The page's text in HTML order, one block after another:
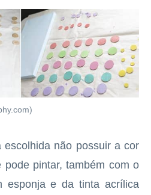
não possuir a cor
pode pintar, também com o
esponja e da tinta acrílica